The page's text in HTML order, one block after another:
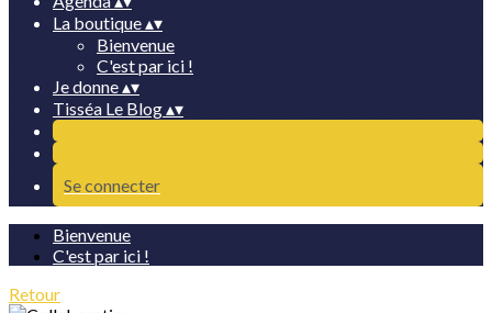
La boutique▴▾
Bienvenue
C'est par ici !
Je donne▴▾
Tisséa Le Blog▴▾
Se connecter
Bienvenue
C'est par ici !
Retour